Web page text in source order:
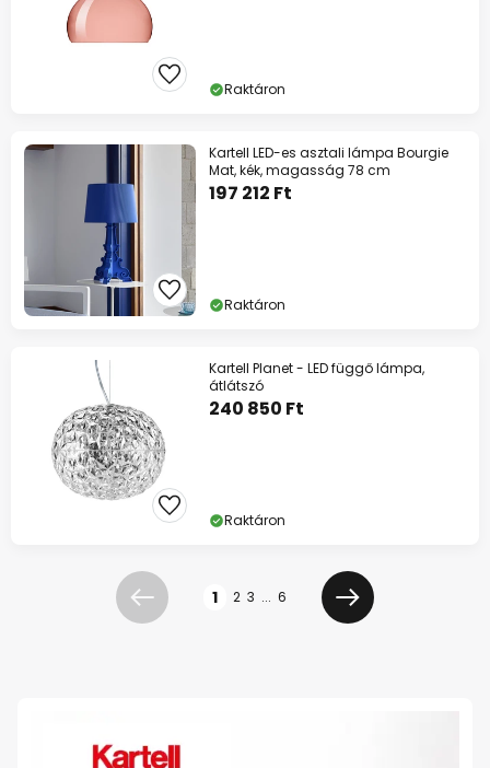
Raktáron
Kartell LED-es asztali lámpa Bourgie
Mat, kék, magasság 78 cm
197 212 Ft
Raktáron
Kartell Planet - LED függő lámpa,
átlátszó
240 850 Ft
Raktáron
Előző 1 2 3 ... 6
Következő